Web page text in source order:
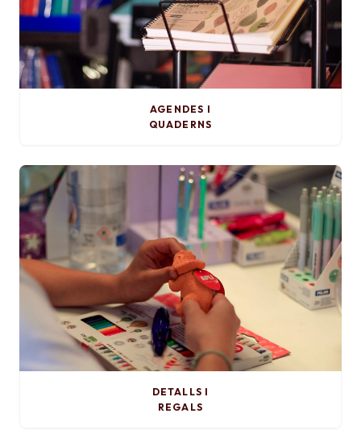
AGENDES I
QUADERNS
DETALLS I
REGALS